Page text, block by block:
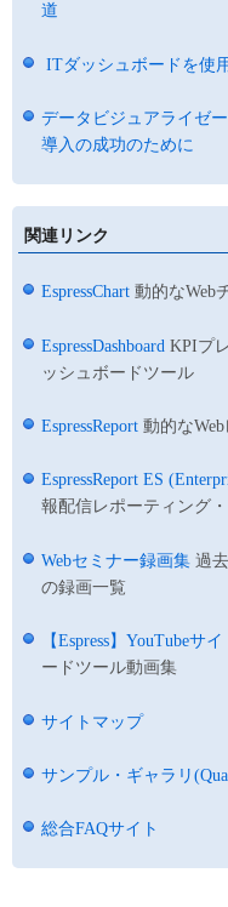
道
ITダッシュボードを使
データビジュアライゼ
導入の成功のために
関連リンク
EspressChart 動的なWeb
EspressDashboard KPIプ
ッシュボードツール
EspressReport 動的な
EspressReport ES
報配信レポーティング
Webセミナー録画集 過
の録画一覧
【Espress】YouTubeサイ
ードツール動画集
サイトマップ
サンプル・ギャラリ
総合FAQサイト